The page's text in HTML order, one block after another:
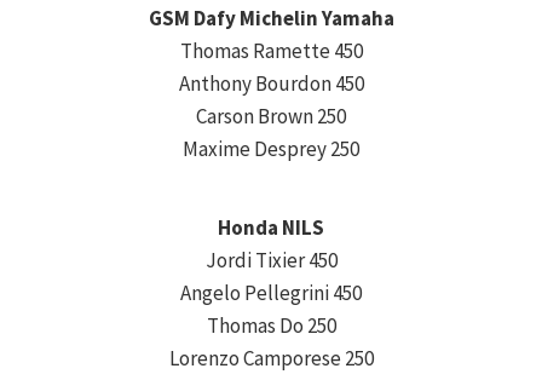
GSM Dafy Michelin Yamaha
Thomas Ramette 450
Anthony Bourdon 450
Carson Brown 250
Maxime Desprey 250
Honda NILS
Jordi Tixier 450
Angelo Pellegrini 450
Thomas Do 250
Lorenzo Camporese 250